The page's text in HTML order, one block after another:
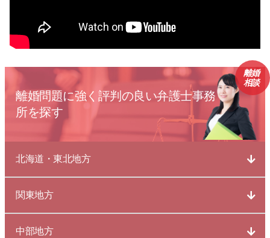
離婚問題に強く評判の良い弁護士事務
所を探す
離婚
相談
北海道・東北地方
関東地方
中部地方